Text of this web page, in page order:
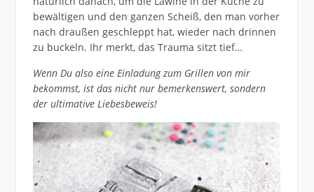
bewältigen und den ganzen Scheiß, den man vorher
nach draußen geschleppt hat, wieder nach drinnen
zu buckeln. Ihr merkt, das Trauma sitzt tief…
Wenn Du also eine Einladung zum Grillen von mir
bekommst, ist das nicht nur bemerkenswert, sondern
der ultimative Liebesbeweis!